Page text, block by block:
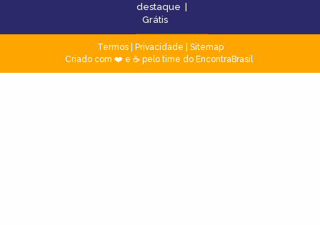
destaque |
Grátis
Termos| Privacidade
Sitemap
Criado com ❤️ e ☕ pelo time do EncontraBrasil